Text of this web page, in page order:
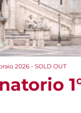
2026 - SOLD OUT